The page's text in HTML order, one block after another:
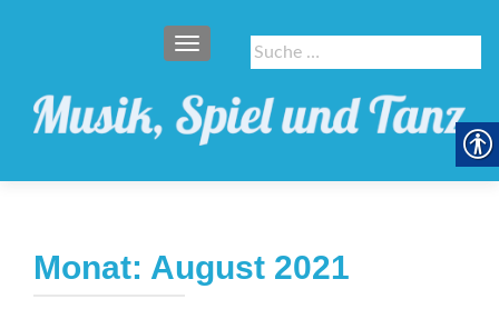
Suche
nach:
SCHALTE NAVIGATION
Monat: August 2021